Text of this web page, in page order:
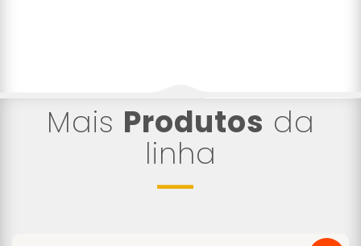
Mais Produtos da
linha